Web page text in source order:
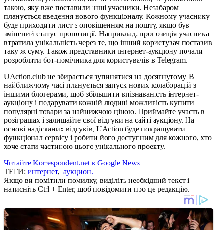
такою, яку вже поставили інші учасники. Незабаром
планується введення нового функціоналу. Кожному учаснику
буде приходити лист з оповіщенням на пошту, якщо був
змінений статус пропозиції. Наприклад: пропозиція учасника
втратила унікальність через те, що інший користувач поставив
таку ж суму. Також представники інтернет-аукціону почали
розробляти бот-помічника для користувачів в Telegram.
UAction.club не збирається зупинятися на досягнутому. В
найближчому часі планується запуск нових колаборацій з
іншими блогерами, щоб збільшити впізнаваність інтернет-
аукціону і подарувати кожній людині можливість купити
популярні товари за найнижчою ціною. Приймайте участь в
розіграшах і залишайте свої відгуки на сайті аукціону. На
основі надісланих відгуків, UAction буде покращувати
функціонал сервісу і робити його доступним для кожного, хто
хоче стати частиною цього унікального проекту.
Читайте Korrespondent.net в Google News
ТЕГИ: интернет, аукцион.
Якщо ви помітили помилку, виділіть необхідний текст і
натисніть Ctrl + Enter, щоб повідомити про це редакцію.